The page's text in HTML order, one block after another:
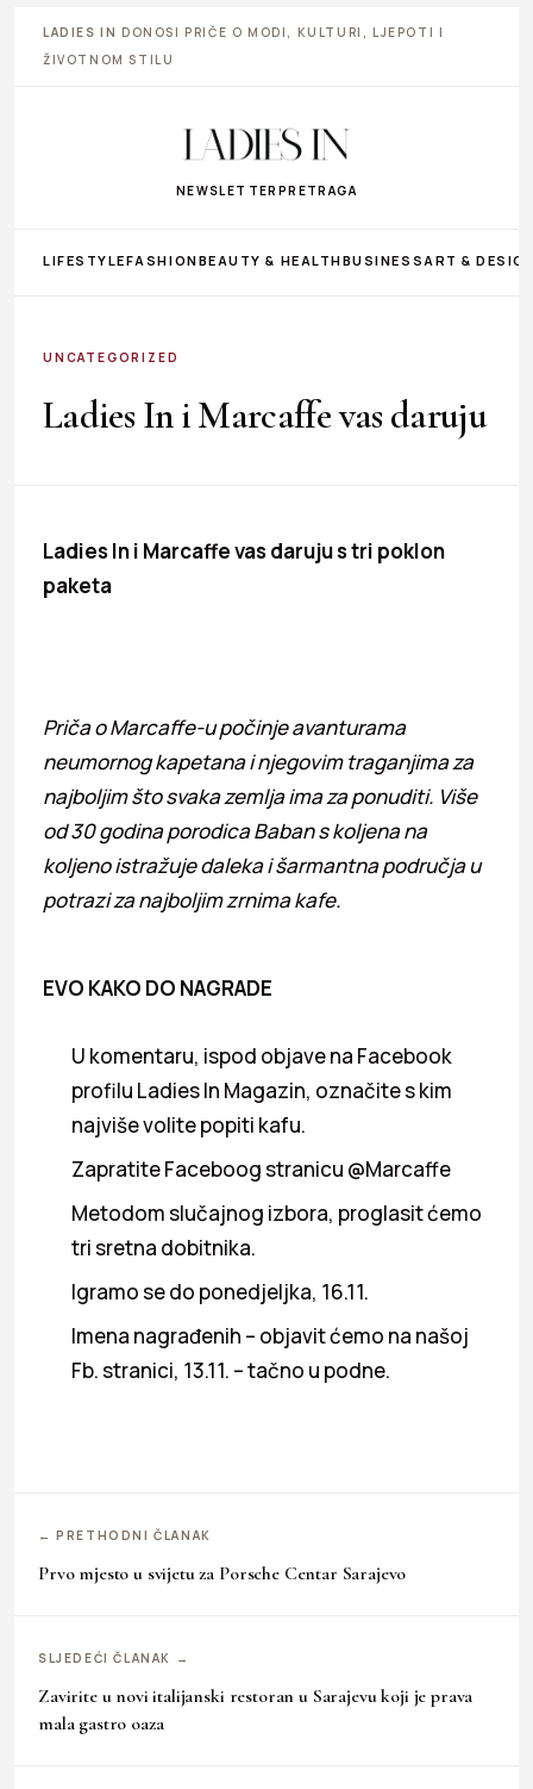
LADIES IN DONOSI PRIČE O MODI, KULTURI, LJEPOTI I
ŽIVOTNOM STILU
NEWSLETTER PRETRAGA
LIFESTYLEFASHIONBEAUTY & HEALTHBUSINESS ART &
UNCATEGORIZED
Ladies In i Marcaffe vas daruju
Ladies In i Marcaffe vas daruju s tri poklon
paketa
Priča o Marcaffe-u počinje avanturama
neumornog kapetana i njegovim traganjima za
najboljim što svaka zemlja ima za ponuditi. Više
od 30 godina porodica Baban s koljena na
koljeno istražuje daleka i šarmantna područja u
potrazi za najboljim zrnima kafe.
EVO KAKO DO NAGRADE
U komentaru, ispod objave na Facebook
profilu Ladies In Magazin, označite s kim
najviše volite popiti kafu.
Zapratite Faceboog stranicu @Marcaffe
Metodom slučajnog izbora, proglasit ćemo
tri sretna dobitnika.
Igramo se do ponedjeljka, 16.11.
Imena nagrađenih – objavit ćemo na našoj
Fb. stranici, 13.11. – tačno u podne.
← PRETHODNI ČLANAK
Prvo mjesto u svijetu za Porsche Centar Sarajevo
SLJEDEĆI ČLANAK →
Zavirite u novi italijanski restoran u Sarajevu koji je prava
mala gastro oaza